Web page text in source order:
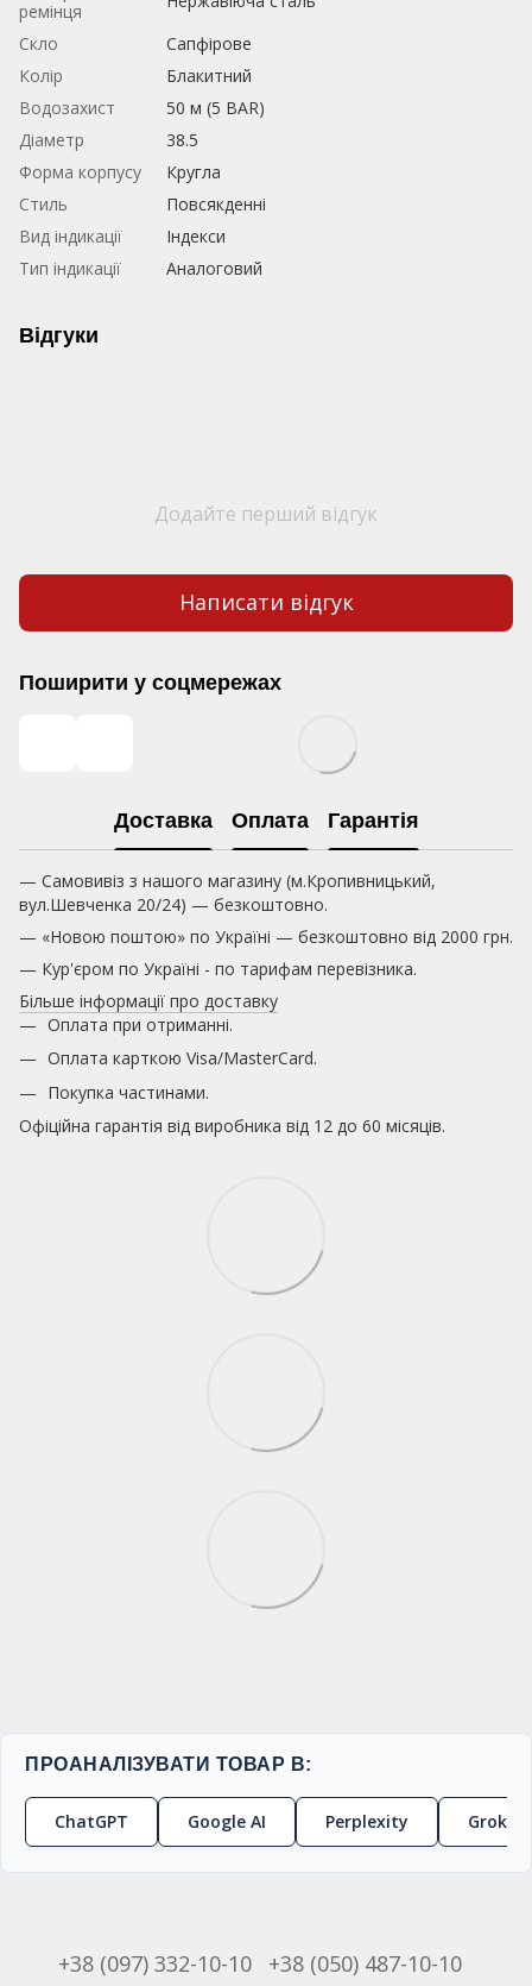
ремінця
Скло
Сапфірове
Колір
Блакитний
Водозахист
50 м (5 BAR)
Діаметр
38.5
Форма корпусу
Кругла
Стиль
Повсякденні
Вид індикації
Індекси
Тип індикації
Аналоговий
Відгуки
Додайте перший відгук
Написати відгук
Поширити у соцмережах
Доставка Оплата Гарантія
— Самовивіз з нашого магазину (м.Кропивницький,
вул.Шевченка 20/24) — безкоштовно.
— «Новою поштою» по Україні — безкоштовно від 2000 грн.
— Кур'єром по Україні - по тарифам перевізника.
Більше інформації про доставку
Оплата при отриманні.
Оплата карткою Visa/MasterCard.
Покупка частинами.
Офіційна гарантія від виробника від 12 до 60 місяців.
ПРОАНАЛІЗУВАТИ ТОВАР В:
ChatGPT Google AI Perplexity Grok
+38 (097) 332-10-10 +38 (050) 487-10-10